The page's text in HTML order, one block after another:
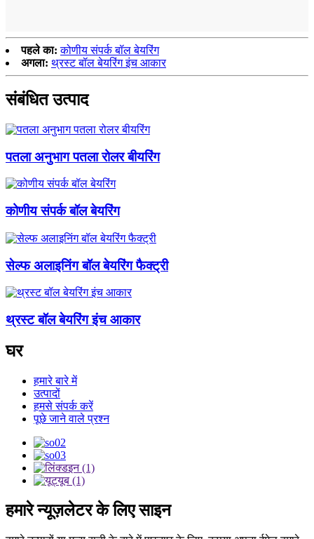
पहले का: कोणीय संपर्क बॉल बेयरिंग
अगला: थ्रस्ट बॉल बेयरिंग इंच आकार
संबंधित उत्पाद
पतला अनुभाग पतला रोलर बीयरिंग
कोणीय संपर्क बॉल बेयरिंग
सेल्फ अलाइनिंग बॉल बेयरिंग फैक्ट्री
थ्रस्ट बॉल बेयरिंग इंच आकार
घर
हमारे बारे में
उत्पादों
हमसे संपर्क करें
पूछे जाने वाले प्रश्न
हमारे न्यूज़लेटर के लिए साइन